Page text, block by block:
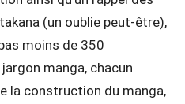
(un oublie peut-être),
moins de 350
manga, chacun
la construction du manga,